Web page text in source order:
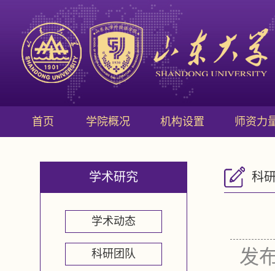
首页 学院概况 机构设置 师资力
学术研究
学术动态
科研团队
科
发